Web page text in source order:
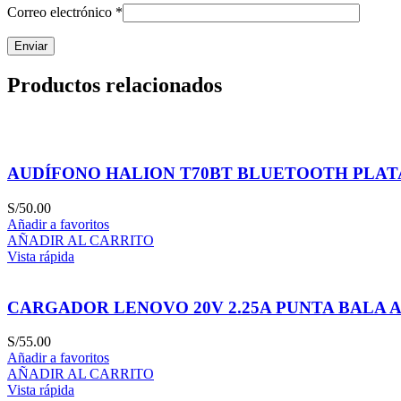
Correo electrónico *
Productos relacionados
AUDÍFONO HALION T70BT BLUETOOTH
S/50.00
Añadir a favoritos
AÑADIR AL CARRITO
Vista rápida
CARGADOR LENOVO 20V 2.25A PUNTA BALA
S/55.00
Añadir a favoritos
AÑADIR AL CARRITO
Vista rápida